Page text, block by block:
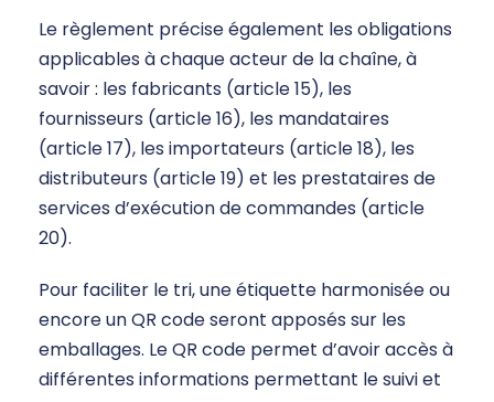
Le règlement précise également les obligations
applicables à chaque acteur de la chaîne, à
savoir : les fabricants (article 15), les
fournisseurs (article 16), les mandataires
(article 17), les importateurs (article 18), les
distributeurs (article 19) et les prestataires de
services d’exécution de commandes (article
20).
Pour faciliter le tri, une étiquette harmonisée ou
encore un QR code seront apposés sur les
emballages. Le QR code permet d’avoir accès à
différentes informations permettant le suivi et